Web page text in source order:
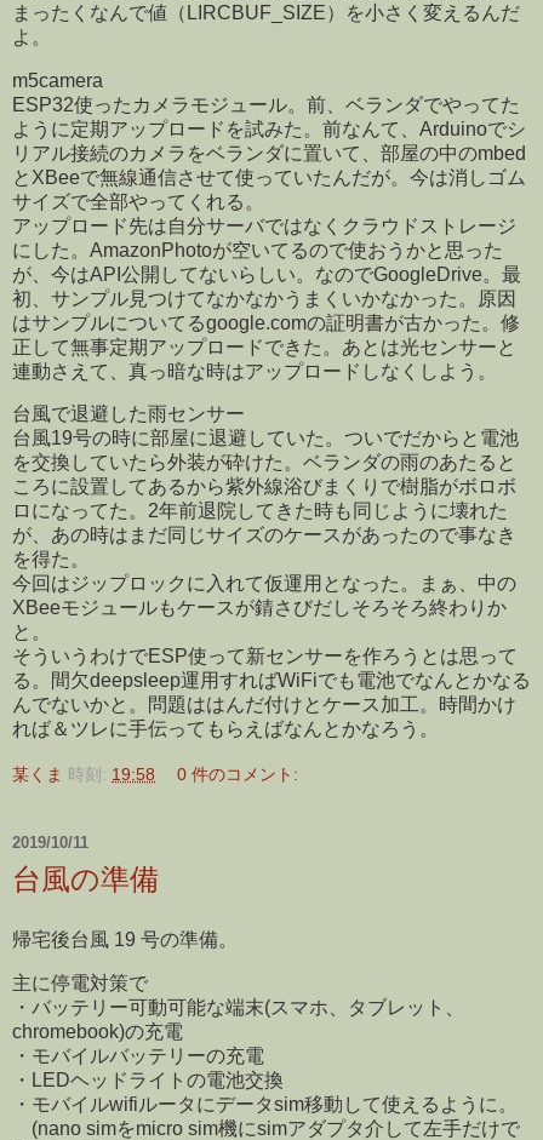
まったくなんで値（LIRCBUF_SIZE）を小さく変えるんだ
よ。
m5camera
ESP32使ったカメラモジュール。前、ベランダでやってた
ように定期アップロードを試みた。前なんて、Arduinoでシ
リアル接続のカメラをベランダに置いて、部屋の中のmbed
とXBeeで無線通信させて使っていたんだが。今は消しゴム
サイズで全部やってくれる。
アップロード先は自分サーバではなくクラウドストレージ
にした。AmazonPhotoが空いてるので使おうかと思った
が、今はAPI公開してないらしい。なのでGoogleDrive。最
初、サンプル見つけてなかなかうまくいかなかった。原因
はサンプルについてるgoogle.comの証明書が古かった。修
正して無事定期アップロードできた。あとは光センサーと
連動さえて、真っ暗な時はアップロードしなくしよう。
台風で退避した雨センサー
台風19号の時に部屋に退避していた。ついでだからと電池
を交換していたら外装が砕けた。ベランダの雨のあたると
ころに設置してあるから紫外線浴びまくりで樹脂がボロボ
ロになってた。2年前退院してきた時も同じように壊れた
が、あの時はまだ同じサイズのケースがあったので事なき
を得た。
今回はジップロックに入れて仮運用となった。まぁ、中の
XBeeモジュールもケースが錆さびだしそろそろ終わりか
と。
そういうわけでESP使って新センサーを作ろうとは思って
る。間欠deepsleep運用すればWiFiでも電池でなんとかなる
んでないかと。問題ははんだ付けとケース加工。時間かけ
れば＆ツレに手伝ってもらえばなんとかなろう。
某くま 時刻: 19:58 0 件のコメント:
2019/10/11
台風の準備
帰宅後台風 19 号の準備。
主に停電対策で
・バッテリー可動可能な端末(スマホ、タブレット、
chromebook)の充電
・モバイルバッテリーの充電
・LEDヘッドライトの電池交換
・モバイルwifiルータにデータsim移動して使えるように。
(nano simをmicro sim機にsimアダプタ介して左手だけで